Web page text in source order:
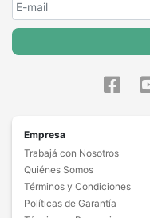
Empresa
Trabajá con Nosotros
Quiénes Somos
Términos y Condiciones
Políticas de Garantía